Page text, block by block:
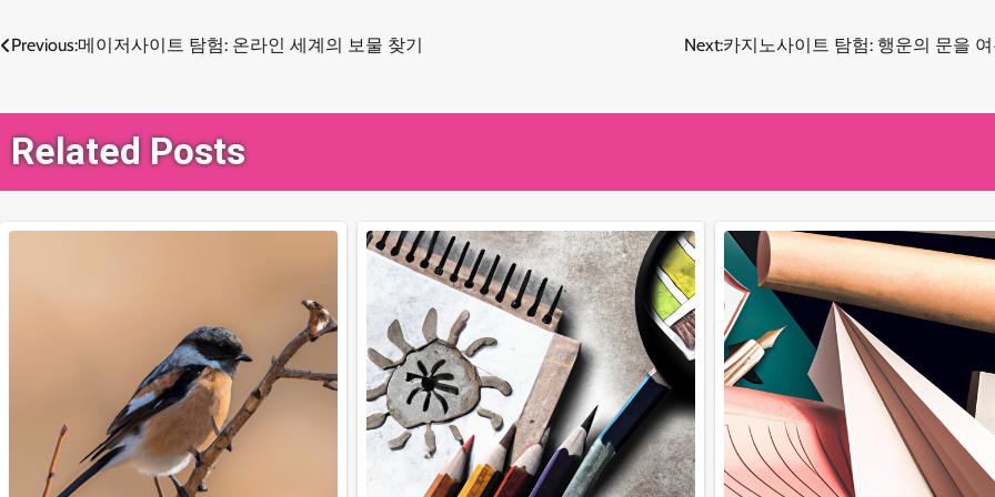
탐
색
Previous:메이저사이트 탐험: 온라인 세계의 보물 찾기 Next:카지노사이트 탐험: 행운의 문을
Related Posts